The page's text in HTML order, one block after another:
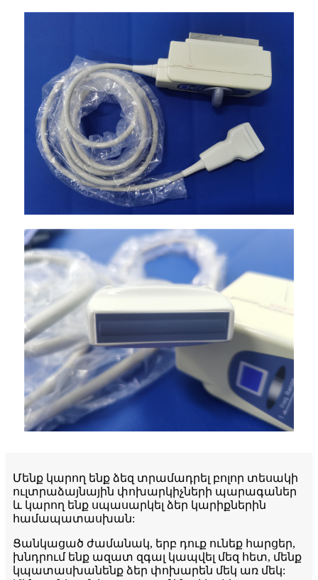
Մենք կարող ենք ձեզ տրամադրել բոլոր տեսակի
ուլտրաձայնային փոխարկիչների պարագաներ
և կարող ենք սպասարկել ձեր կարիքներին
համապատասխան:
Ցանկացած ժամանակ, երբ դուք ունեք հարցեր,
խնդրում ենք ազատ զգալ կապվել մեզ հետ, մենք
կպատասխանենք ձեր փոխարեն մեկ առ մեկ: